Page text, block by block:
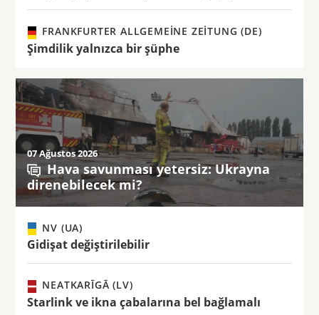
FRANKFURTER ALLGEMEINE ZEITUNG (DE)
Şimdilik yalnızca bir şüphe
07 Ağustos 2026
Hava savunması yetersiz: Ukrayna
direnebilecek mi?
NV (UA)
Gidişat değiştirilebilir
NEATKARĪGĀ (LV)
Starlink ve ikna çabalarına bel bağlamalı